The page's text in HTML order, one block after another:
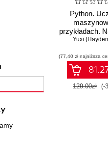
Python.
przykładach.
praktyki w
Wydanie
Yuxi
(77,40 zł najniższa
129.00zł (-